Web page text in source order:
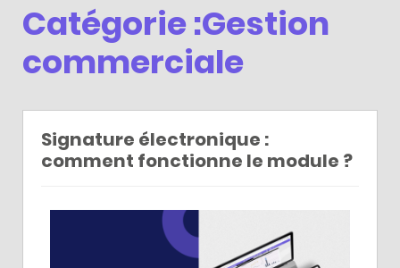
Catégorie :Gestion
commerciale
Signature électronique :
comment fonctionne le module ?